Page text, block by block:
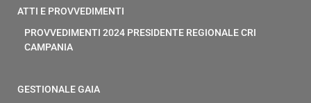
ATTI E PROVVEDIMENTI
PROVVEDIMENTI 2024 PRESIDENTE REGIONALE CRI
CAMPANIA
GESTIONALE GAIA